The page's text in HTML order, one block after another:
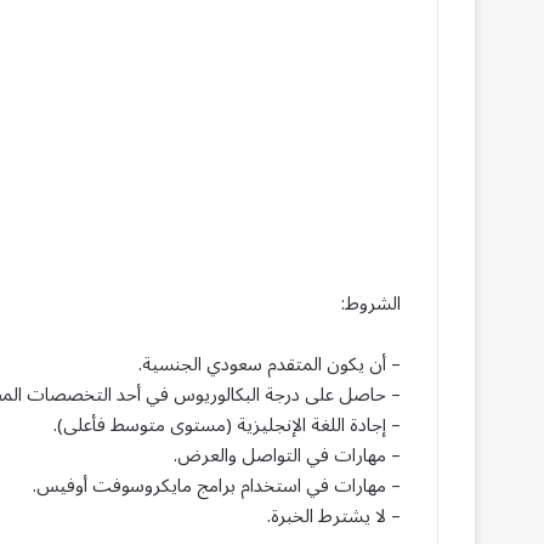
الشروط:
– أن يكون المتقدم سعودي الجنسية.
– حاصل على درجة البكالوريوس في أحد التخصصات
– إجادة اللغة الإنجليزية (مستوى متوسط فأعلى).
– مهارات في التواصل والعرض.
– مهارات في استخدام برامج مايكروسوفت أوفيس.
– لا يشترط الخبرة.